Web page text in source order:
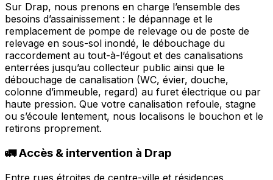
Sur Drap, nous prenons en charge l’ensemble des
besoins d’assainissement : le dépannage et le
remplacement de pompe de relevage ou de poste de
relevage en sous-sol inondé, le débouchage du
raccordement au tout-à-l’égout et des canalisations
enterrées jusqu’au collecteur public ainsi que le
débouchage de canalisation (WC, évier, douche,
colonne d’immeuble, regard) au furet électrique ou par
haute pression. Que votre canalisation refoule, stagne
ou s’écoule lentement, nous localisons le bouchon et le
retirons proprement.
🚛 Accès & intervention à Drap
Entre rues étroites de centre-ville et résidences